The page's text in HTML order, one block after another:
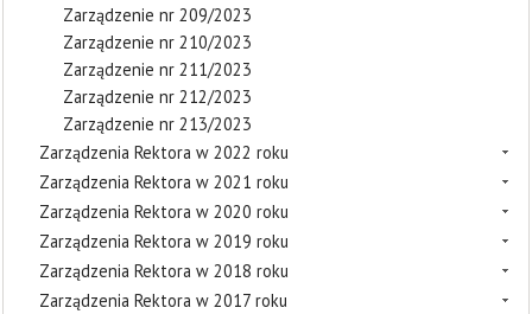
Zarządzenie nr 209/2023
Zarządzenie nr 210/2023
Zarządzenie nr 211/2023
Zarządzenie nr 212/2023
Zarządzenie nr 213/2023
Zarządzenia Rektora w 2022 roku
Zarządzenia Rektora w 2021 roku
Zarządzenia Rektora w 2020 roku
Zarządzenia Rektora w 2019 roku
Zarządzenia Rektora w 2018 roku
Zarządzenia Rektora w 2017 roku